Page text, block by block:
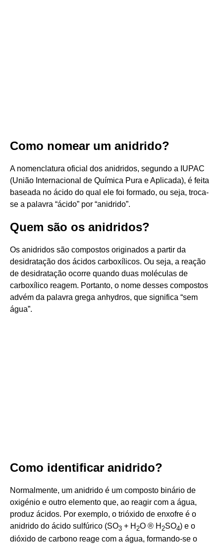
Como nomear um anidrido?
A nomenclatura oficial dos anidridos, segundo a IUPAC
(União Internacional de Química Pura e Aplicada), é feita
baseada no ácido do qual ele foi formado, ou seja, troca-
se a palavra “ácido” por “anidrido”.
Quem são os anidridos?
Os anidridos são compostos originados a partir da
desidratação dos ácidos carboxílicos. Ou seja, a reação
de desidratação ocorre quando duas moléculas de
carboxílico reagem. Portanto, o nome desses compostos
advém da palavra grega anhydros, que significa “sem
água”.
Como identificar anidrido?
Normalmente, um anidrido é um composto binário de
oxigénio e outro elemento que, ao reagir com a água,
produz ácidos. Por exemplo, o trióxido de enxofre é o
anidrido do ácido sulfúrico (SO3 + H 2O ® H 2SO4) e o
dióxido de carbono reage com a água, formando-se o